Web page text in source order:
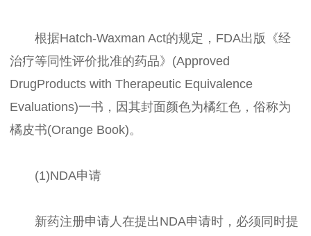
根据Hatch-Waxman Act的规定，FDA出版《经
治疗等同性评价批准的药品》(Approved
DrugProducts with Therapeutic Equivalence
Evaluations)一书，因其封面颜色为橘红色，俗称为
橘皮书(Orange Book)。
(1)NDA申请
新药注册申请人在提出NDA申请时，必须同时提